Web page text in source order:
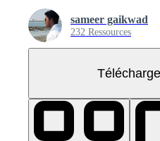
sameer gaikwad
232 Ressources